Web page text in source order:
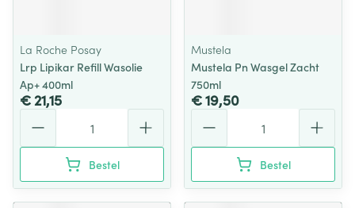
La Roche Posay
Lrp Lipikar Refill Wasolie
Ap+ 400ml
€ 21,15
Bestel
Mustela
Mustela Pn Wasgel Zacht
750ml
€ 19,50
Bestel